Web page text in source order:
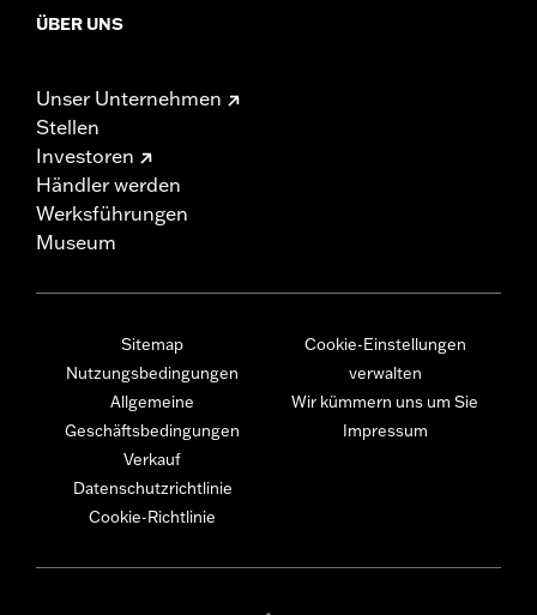
ÜBER UNS
Unser Unternehmen
Stellen
Investoren
Händler werden
Werksführungen
Museum
Sitemap
Nutzungsbedingungen
Allgemeine
Geschäftsbedingungen
Verkauf
Datenschutzrichtlinie
Cookie-Richtlinie
Cookie-Einstellungen
verwalten
Wir kümmern uns um Sie
Impressum